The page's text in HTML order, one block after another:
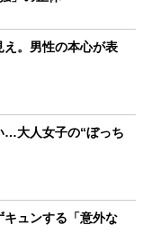
え。男性の本心が表
…大人女子の“ぼっち
キュンする「意外な